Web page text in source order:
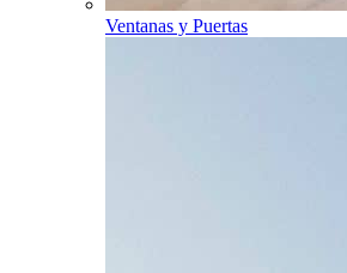
Ventanas y Puertas